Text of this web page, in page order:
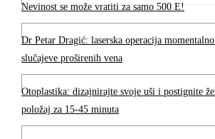
Nevinost se može vratiti za samo 500 E!
Dr Petar Dragić: laserska operacija
slučajeve proširenih vena
Otoplastika: dizajnirajte svoje uši i postignite
položaj za 15-45 minuta